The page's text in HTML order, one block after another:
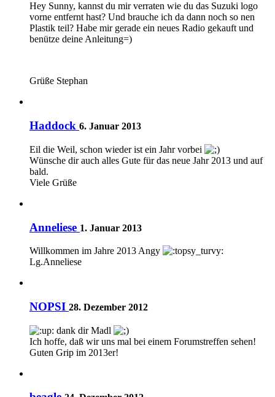
Hey Sunny, kannst du mir verraten wie du das Suzuki logo
vorne entfernt hast? Und brauche ich da dann noch so nen
Plastik teil? Habe mir gerade ein neues Radio gekauft und
benütze deine Anleitung=)
Grüße Stephan
Haddock 6. Januar 2013
Eil die Weil, schon wieder ist ein Jahr vorbei
Wünsche dir auch alles Gute für das neue Jahr 2013 und auf
bald.
Viele Grüße
Anneliese 1. Januar 2013
Willkommen im Jahre 2013 Angy
Lg.Anneliese
NOPSI 28. Dezember 2012
dank dir Madl
Ich hoffe, daß wir uns mal bei einem Forumstreffen sehen!
Guten Grip im 2013er!